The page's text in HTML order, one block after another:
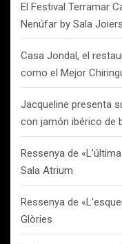
El Festival Terramar
Nenúfar by Sala
Casa Jondal, el
como el Mejor
Jacqueline presenta
con jamón ibérico de
Ressenya de
Sala Atrium
Ressenya de
Glòries